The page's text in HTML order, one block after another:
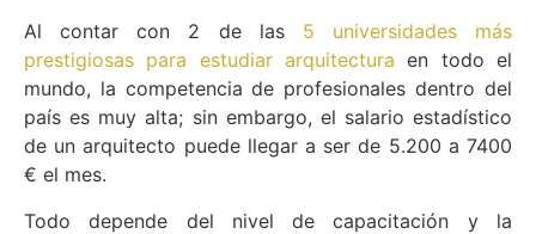
Al contar con 2 de las 5 universidades más
prestigiosas para estudiar arquitectura en todo el
mundo, la competencia de profesionales dentro del
país es muy alta; sin embargo, el salario estadístico
de un arquitecto puede llegar a ser de 5.200 a 7400
€ el mes.
Todo depende del nivel de capacitación y la